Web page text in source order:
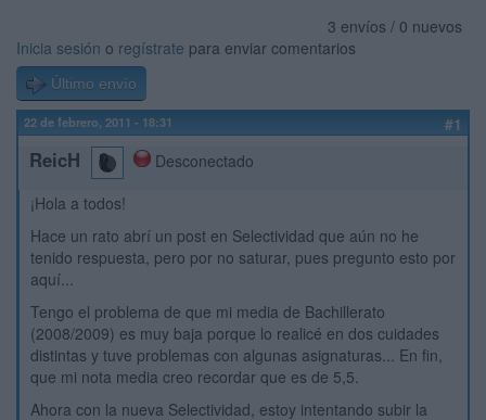
3 envíos / 0 nuevos
Inicia sesión o regístrate para enviar comentarios
Último envío
22 de febrero, 2011 - 18:31 #1
ReicH
Desconectado
¡Hola a todos!
Hace un rato abrí un post en Selectividad que aún no he
tenido respuesta, pero por no saturar, pues pregunto esto por
aquí...
Tengo el problema de que mi media de Bachillerato
(2008/2009) es muy baja porque lo realicé en dos cuidades
distintas y tuve problemas con algunas asignaturas... En fin,
que mi nota media creo recordar que es de 5,5.
Ahora con la nueva Selectividad, estoy intentando subir la